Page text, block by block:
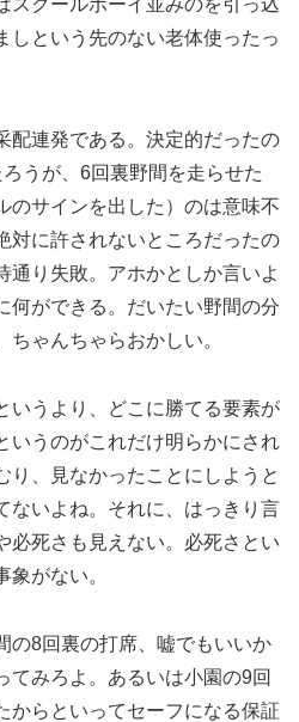
スクールボーイ並みのを引っ込
しという先のない老体使ったっ
配連発である。決定的だったの
うが、6回裏野間を走らせた
のサインを出した）のは意味不
対に許されないところだったの
通り失敗。アホかとしか言いよ
何ができる。だいたい野間の分
ゃんちゃらおかしい。
いうより、どこに勝てる要素が
いうのがこれだけ明らかにされ
り、見なかったことにしようと
ないよね。それに、はっきり言
必死さも見えない。必死さとい
象がない。
の8回裏の打席、嘘でもいいか
てみろよ。あるいは小園の9回
からといってセーフになる保証